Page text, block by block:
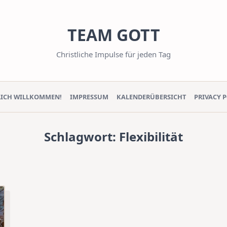
TEAM GOTT
Christliche Impulse für jeden Tag
WILLKOMMEN! IMPRESSUM KALENDERÜBERSICHT PRIVACY
Schlagwort: Flexibilität